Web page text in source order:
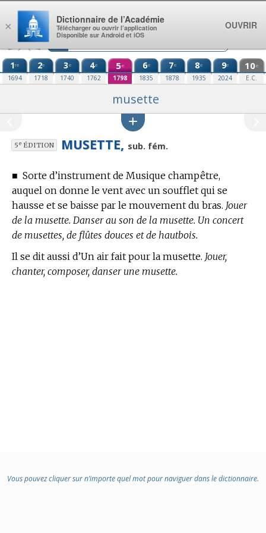
Aller au contenu
1re
1694
2e
1718
3e
1740
4e
1762
5e
1798
6e
1835
7e
1878
8e
1935
9e
2024
10e
E.C.
musette
5eÉDITION MUSETTE, sub. fém.
■ Sorte d’instrument de Musique champêtre,
auquel on donne le vent avec un soufflet qui se
hausse et se baisse par le mouvement du bras. Jouer
de la musette. Danser au son de la musette. Un concert
de musettes, de flûtes douces et de hautbois.
Il se dit aussi d’Un air fait pour la musette. Jouer,
chanter, composer, danser une musette.
Vous pouvez cliquer sur n’importe quel mot pour naviguer dans le dictionnaire.
×
Dictionnaire de l’Académie
Télécharger ou ouvrir l’application
Disponible sur Android et iOS
OUVRIR